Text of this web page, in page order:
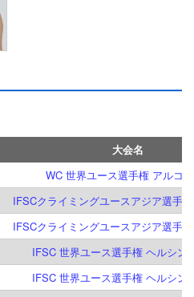
大会名
WC 世界ユース選手権 アルコ
IFSCクライミングユースアジア選手
IFSCクライミングユースアジア選手
IFSC 世界ユース選手権 ヘルシン
IFSC 世界ユース選手権 ヘルシン